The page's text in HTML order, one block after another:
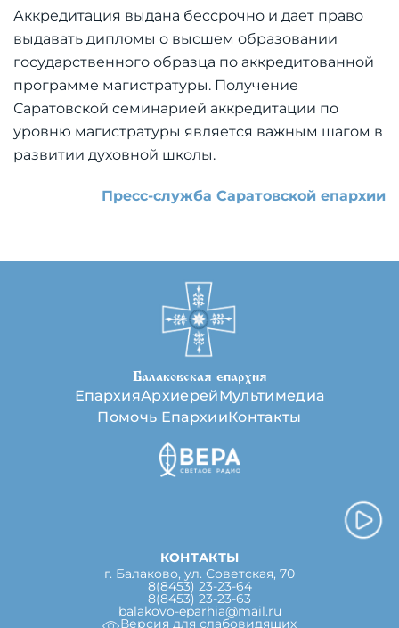
Аккредитация выдана бессрочно и дает право
выдавать дипломы о высшем образовании
государственного образца по аккредитованной
программе магистратуры. Получение
Саратовской семинарией аккредитации по
уровню магистратуры является важным шагом в
развитии духовной школы.
Пресс-служба Саратовской епархии
Балаковская епархия
ЕпархияАрхиерейМультимедиа
Помочь ЕпархииКонтакты
КОНТАКТЫ
г. Балаково, ул. Советская, 70
8(8453) 23-23-64
8(8453) 23-23-63
balakovo-eparhia@mail.ru
Версия для слабовидящих